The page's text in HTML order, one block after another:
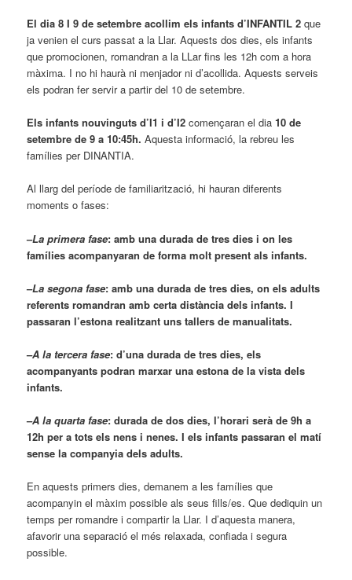
El dia 8 I 9 de setembre acollim els infants d’INFANTIL 2 que
ja venien el curs passat a la Llar. Aquests dos dies, els infants
que promocionen, romandran a la LLar fins les 12h com a hora
màxima. I no hi haurà ni menjador ni d’acollida. Aquests serveis
els podran fer servir a partir del 10 de setembre.
Els infants nouvinguts d’I1 i d’I2començaran el dia 10 de
setembre de 9 a 10:45h. Aquesta informació, la rebreu les
famílies per DINANTIA.
Al llarg del període de familiarització, hi hauran diferents
moments o fases:
–La primera fase: amb una durada de tres dies i on les
famílies acompanyaran de forma molt present als infants.
–La segona fase: amb una durada de tres dies, on els adults
referents romandran amb certa distància dels infants. I
passaran l’estona realitzant uns tallers de manualitats.
–A la tercera fase: d’una durada de tres dies, els
acompanyants podran marxar una estona de la vista dels
infants.
–A la quarta fase: durada de dos dies, l’horari serà de 9h a
12h per a tots els nens i nenes. I els infants passaran el matí
sense la companyia dels adults.
En aquests primers dies, demanem a les famílies que
acompanyin el màxim possible als seus fills/es. Que dediquin un
temps per romandre i compartir la Llar. I d’aquesta manera,
afavorir una separació el més relaxada, confiada i segura
possible.